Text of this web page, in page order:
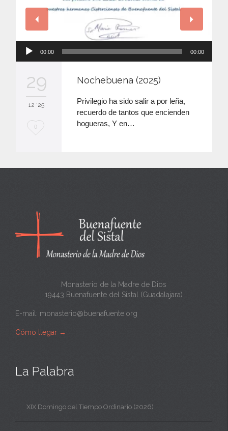
00:00 00:00
29
12 '25
M
a
0
Nochebuena (2025)
Privilegio ha sido salir a por leña,
recuerdo de tantos que encienden
hogueras, Y en…
Monasterio de la Madre de Dios
19443 Buenafuente del Sistal (Guadalajara)
E-mail: monasterio@buenafuente.org
Cómo llegar →
La Palabra
XIX Domingo del Tiempo Ordinario (2026)